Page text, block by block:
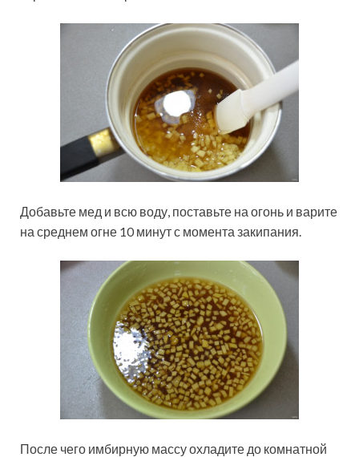
Добавьте мед и всю воду, поставьте на огонь и варите
на среднем огне 10 минут с момента закипания.
После чего имбирную массу охладите до комнатной